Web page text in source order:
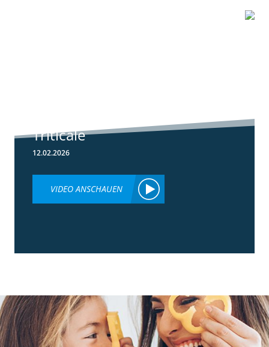
Triticale
12.02.2026
VIDEO ANSCHAUEN